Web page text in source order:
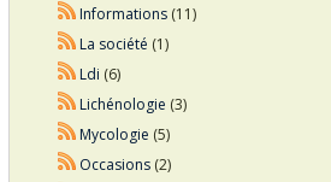
Informations(11)
La société (1)
Ldi (6)
Lichénologie (3)
Mycologie (5)
Occasions(2)